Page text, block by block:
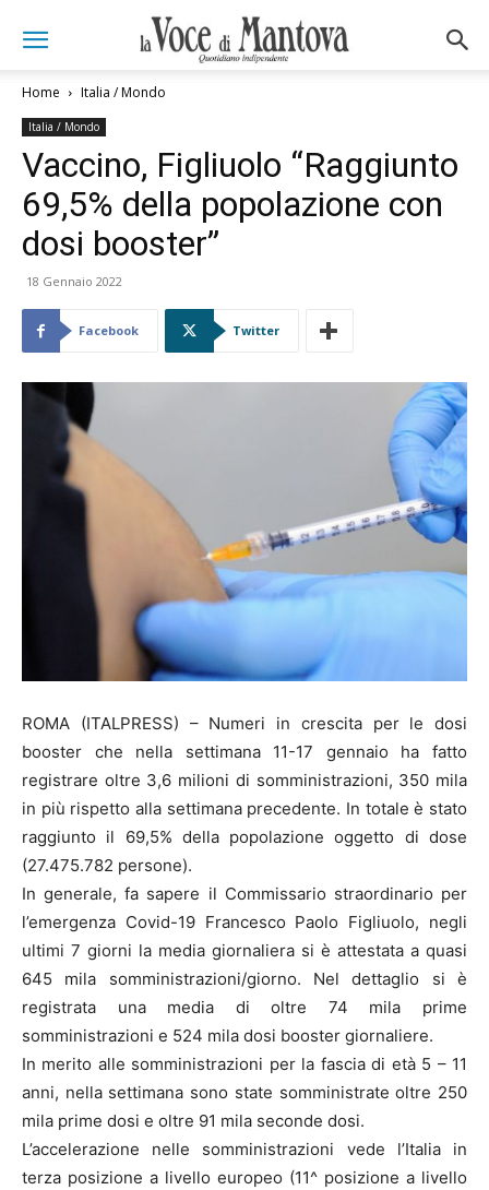
Home Italia / Mondo
Italia / Mondo
Vaccino, Figliuolo “Raggiunto
69,5% della popolazione con
dosi booster”
18 Gennaio 2022
Facebook Twitter
ROMA (ITALPRESS) – Numeri in crescita per le dosi
booster che nella settimana 11-17 gennaio ha fatto
registrare oltre 3,6 milioni di somministrazioni, 350 mila
in più rispetto alla settimana precedente. In totale è stato
raggiunto il 69,5% della popolazione oggetto di dose
(27.475.782 persone).
In generale, fa sapere il Commissario straordinario per
l’emergenza Covid-19 Francesco Paolo Figliuolo, negli
ultimi 7 giorni la media giornaliera si è attestata a quasi
645 mila somministrazioni/giorno. Nel dettaglio si è
registrata una media di oltre 74 mila prime
somministrazioni e 524 mila dosi booster giornaliere.
In merito alle somministrazioni per la fascia di età 5 – 11
anni, nella settimana sono state somministrate oltre 250
mila prime dosi e oltre 91 mila seconde dosi.
L’accelerazione nelle somministrazioni vede l’Italia in
terza posizione a livello europeo (11^ posizione a livello